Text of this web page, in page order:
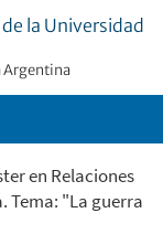
la Universidad
Argentina
en Relaciones
Tema: "La guerra